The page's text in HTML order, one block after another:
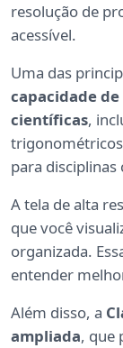
resolução de
acessível.
Uma das
capacidade
científicas,
para
A tela de alta
que você
organizada.
entender
Além disso, a
ampliada, que